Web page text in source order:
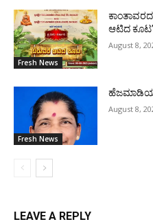
Fresh News
ಆಟಿದ ಕೂಟ’
August 8,
Fresh News
August 8,
LEAVE A REPLY